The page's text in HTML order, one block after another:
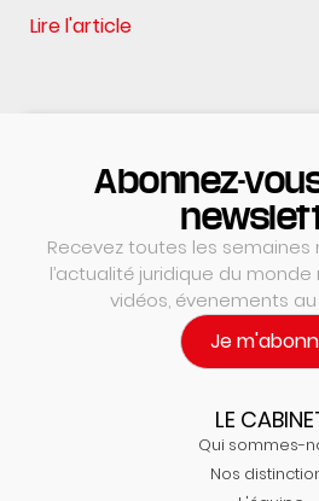
Lire l'article
Abonnez-
Recevez toutes les
l’actualité juridique du monde
vidéos, évenements
Je
LE
Qui sommes-
Nos